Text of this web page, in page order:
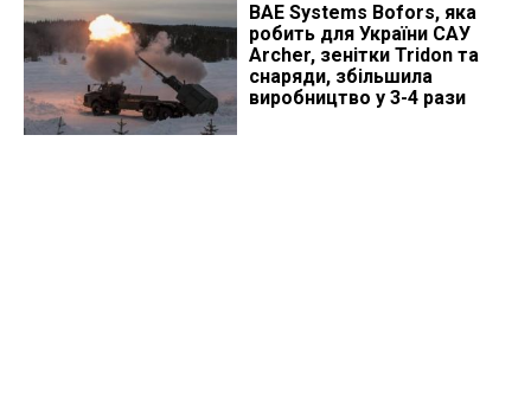
BAE Systems Bofors, яка
робить для України САУ
Archer, зенітки Tridon та
снаряди, збільшила
виробництво у 3-4 рази